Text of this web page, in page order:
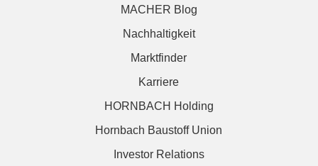
MACHER Blog
Nachhaltigkeit
Marktfinder
Karriere
HORNBACH Holding
Hornbach Baustoff Union
Investor Relations